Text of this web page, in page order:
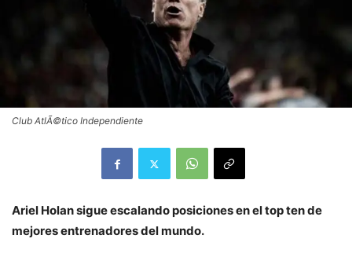
Club AtlÃ©tico Independiente
Ariel Holan sigue escalando posiciones en el top ten de
mejores entrenadores del mundo.